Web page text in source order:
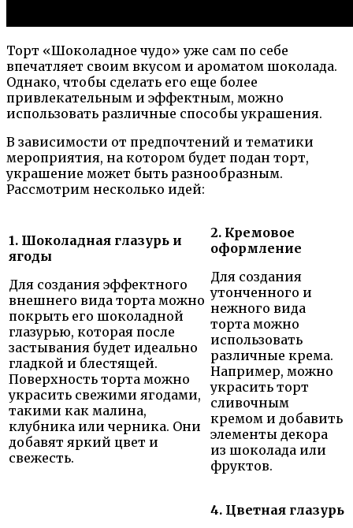
Торт «Шоколадное чудо» уже сам по себе
впечатляет своим вкусом и ароматом шоколада.
Однако, чтобы сделать его еще более
привлекательным и эффектным, можно
использовать различные способы украшения.
В зависимости от предпочтений и тематики
мероприятия, на котором будет подан торт,
украшение может быть разнообразным.
Рассмотрим несколько идей:
1. Шоколадная глазурь и
ягоды
Для создания эффектного
внешнего вида торта можно
покрыть его шоколадной
глазурью, которая после
застывания будет идеально
гладкой и блестящей.
Поверхность торта можно
украсить свежими ягодами,
такими как малина,
клубника или черника. Они
добавят яркий цвет и
свежесть.
2. Кремовое
оформление
Для создания
утонченного и
нежного вида
торта можно
использовать
различные крема.
Например, можно
украсить торт
сливочным
кремом и добавить
элементы декора
из шоколада или
фруктов.
4. Цветная глазурь